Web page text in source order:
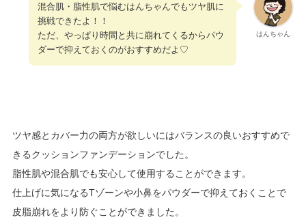
はんちゃん
混合肌・脂性肌で悩むはんちゃんでもツヤ肌に
挑戦できたよ！！
ただ、やっぱり時間と共に崩れてくるからパウ
ダーで抑えておくのがおすすめだよ♡
ツヤ感とカバー力の両方が欲しいにはバランスの良いおすすめで
きるクッションファンデーションでした。
脂性肌や混合肌でも安心して使用することができます。
仕上げに気になるTゾーンや小鼻をパウダーで抑えておくことで
皮脂崩れをより防ぐことができました。